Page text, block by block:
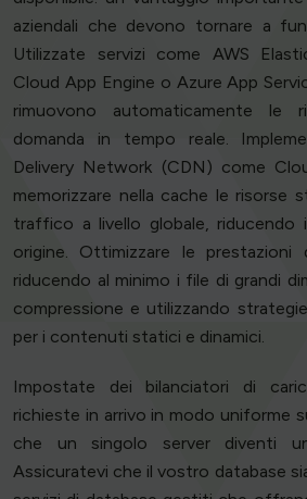
aziendali che devono tornare a
Utilizzate servizi come AWS
Cloud App Engine o Azure App
rimuovono automaticamente le
domanda in tempo reale.
Delivery Network (CDN) come
memorizzare nella cache le risorse
traffico a livello globale, riducendo
origine. Ottimizzare le prestazioni
riducendo al minimo i file di grandi
compressione e utilizzando
per i contenuti statici e dinamici.
Impostate dei bilanciatori di
richieste in arrivo in modo uniforme
che un singolo server diventi
Assicuratevi che il vostro database